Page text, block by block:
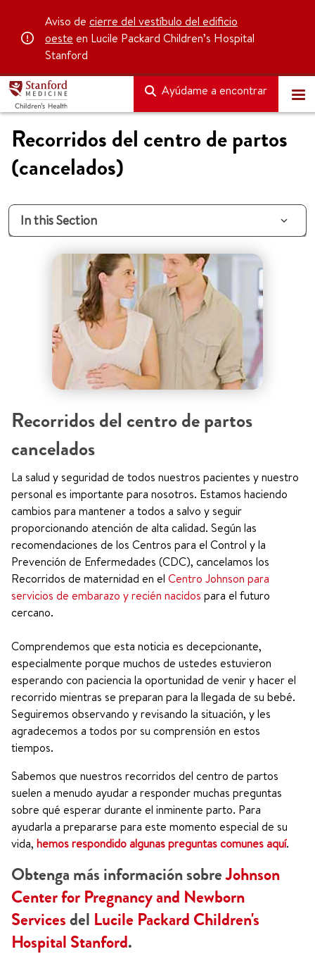
Aviso de cierre del vestíbulo del edificio
oeste en Lucile Packard Children’s Hospital
Stanford
Ayúdame a encontrar
Recorridos del centro de partos
(cancelados)
In this Section
Recorridos del centro de partos
cancelados
La salud y seguridad de todos nuestros pacientes y nuestro
personal es importante para nosotros. Estamos haciendo
cambios para mantener a todos a salvo y seguir
proporcionando atención de alta calidad. Según las
recomendaciones de los Centros para el Control y la
Prevención de Enfermedades (CDC), cancelamos los
Recorridos de maternidad en el Centro Johnson para
servicios de embarazo y recién nacidos para el futuro
cercano.
Comprendemos que esta noticia es decepcionante,
especialmente porque muchos de ustedes estuvieron
esperando con paciencia la oportunidad de venir y hacer el
recorrido mientras se preparan para la llegada de su bebé.
Seguiremos observando y revisando la situación, y les
agradecemos a todos por su comprensión en estos
tiempos.
Sabemos que nuestros recorridos del centro de partos
suelen a menudo ayudar a responder muchas preguntas
sobre qué esperar durante el inminente parto. Para
ayudarla a prepararse para este momento especial de su
vida, hemos respondido algunas preguntas comunes aquí.
Obtenga más información sobreJohnson
Center for Pregnancy and Newborn
Servicesdel Lucile Packard Children's
Hospital Stanford.